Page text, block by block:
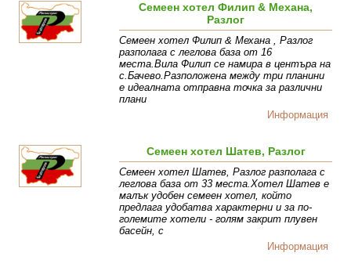
Семеен хотел Филип & Механа,
Разлог
Семеен хотел Филип & Механа , Разлог
разполага с леглова база от 16
места.Вила Филип се намира в центъра на
с.Бачево.Разположена между три планини
е идеалната отправна точка за различни
плани
Информация
Семеен хотел Шатев, Разлог
Семеен хотел Шатев, Разлог разполага с
леглова база от 33 места.Хотел Шатев е
малък удобен семеен хотел, който
предлага удобатва характерни и за по-
големите хотели - голям закрит плувен
басейн, с
Информация